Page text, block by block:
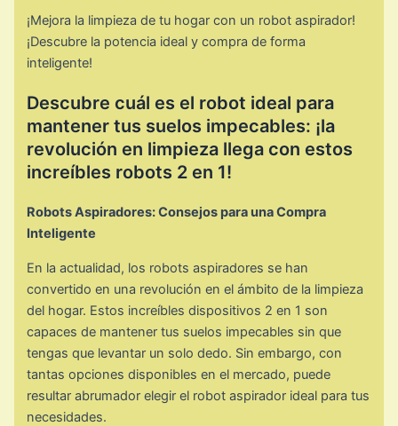
¡Mejora la limpieza de tu hogar con un robot aspirador!
¡Descubre la potencia ideal y compra de forma
inteligente!
Descubre cuál es el robot ideal para
mantener tus suelos impecables: ¡la
revolución en limpieza llega con estos
increíbles robots 2 en 1!
Robots Aspiradores: Consejos para una Compra
Inteligente
En la actualidad, los robots aspiradores se han
convertido en una revolución en el ámbito de la limpieza
del hogar. Estos increíbles dispositivos 2 en 1 son
capaces de mantener tus suelos impecables sin que
tengas que levantar un solo dedo. Sin embargo, con
tantas opciones disponibles en el mercado, puede
resultar abrumador elegir el robot aspirador ideal para tus
necesidades.